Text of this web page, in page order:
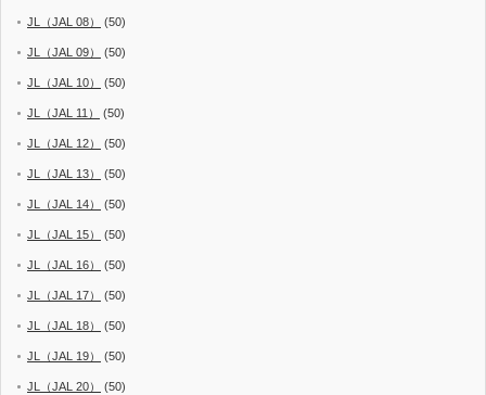
JL（JAL 08） (50)
JL（JAL 09） (50)
JL（JAL 10） (50)
JL（JAL 11） (50)
JL（JAL 12） (50)
JL（JAL 13） (50)
JL（JAL 14） (50)
JL（JAL 15） (50)
JL（JAL 16） (50)
JL（JAL 17） (50)
JL（JAL 18） (50)
JL（JAL 19） (50)
JL（JAL 20） (50)